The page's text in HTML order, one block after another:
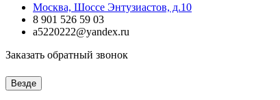
Москва, Шоссе Энтузиастов, д.10
8 901 526 59 03
a5220222@yandex.ru
Заказать обратный звонок
Везде